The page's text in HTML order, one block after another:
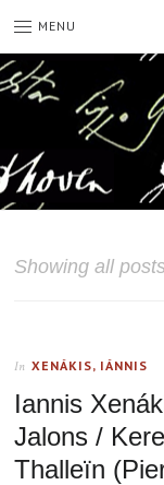
MENU
Showing all
In XENÁKIS, IÁNNIS
Iannis
Jalons /
Thalleïn